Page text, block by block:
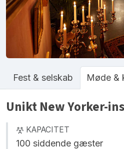
Fest & selskab Møde &
Unikt New Yorker-
KAPACITET
100 siddende gæster